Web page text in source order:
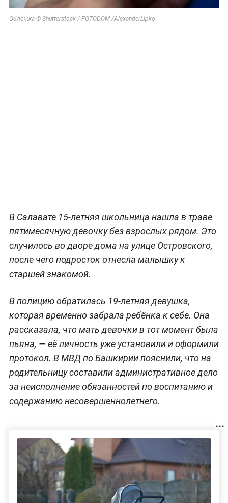
Обложка © Shutterstock / FOTODOM /AlexanderLipko
В Салавате 15-летняя школьница нашла в траве
пятимесячную девочку без взрослых рядом. Это
случилось во дворе дома на улице Островского,
после чего подросток отнесла малышку к
старшей знакомой.
В полицию обратилась 19-летняя девушка,
которая временно забрала ребёнка к себе. Она
рассказала, что мать девочки в тот момент была
пьяна, — её личность уже установили и оформили
протокол. В МВД по Башкирии пояснили, что на
родительницу составили административное дело
за неисполнение обязанностей по воспитанию и
содержанию несовершеннолетнего.